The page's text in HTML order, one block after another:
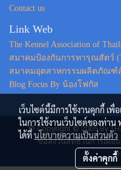
Contact us
Link Web
The Kennel Association of
สมาคมป้องกันการทารุณสัตว์
สมาคมอุตสาหกรรมผลิตภัณฑ์สั
Blog Focus By น้องโฟกัส
© Copyright © 2005 By
ขอสงวนสิทธิ์ในการเผย
เว็บไซต์นี้มีการใช้งานคุกกี้ เ
ในการใช้งานเว็บไซต์ของท่า
ได้ที่นโยบายความเป็นส่วนตัว
ตั้งค่าคุกกี้